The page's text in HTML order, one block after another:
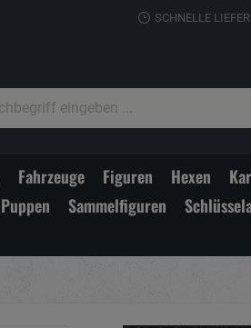
SCHNELLE
Fahrzeuge Figuren Hexen
Puppen Sammelfiguren